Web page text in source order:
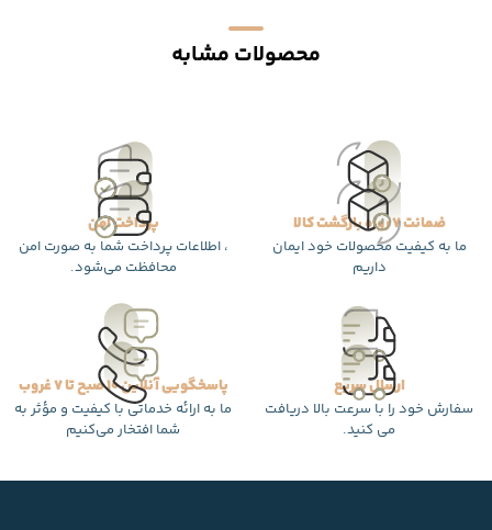
محصولات مشابه
ضمانت 7 روزه بازگشت کالا
ما به کیفیت محصولات خود ایمان
داریم
پرداخت امن
، اطلاعات پرداخت شما به صورت امن
محافظت می‌شود.
ارسال سریع
سفارش خود را با سرعت بالا دریافت
می کنید.
پاسخگویی آنلاین 10 صبح تا 7 غروب
ما به ارائه خدماتی با کیفیت و مؤثر به
شما افتخار می‌کنیم